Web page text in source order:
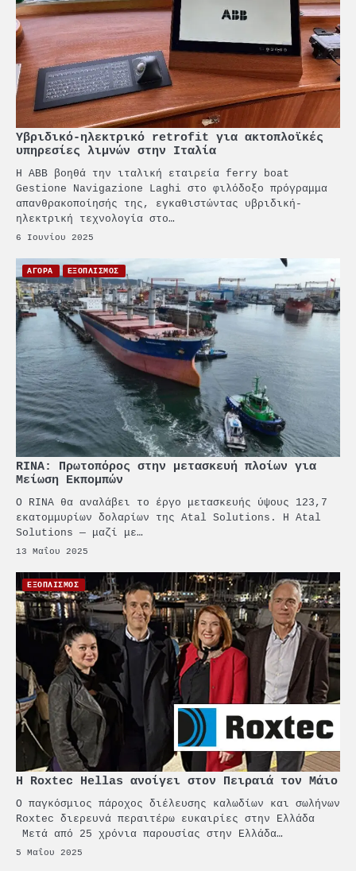
Υβριδικό-ηλεκτρικό retrofit για ακτοπλοϊκές
υπηρεσίες λιμνών στην Ιταλία
Η ABB βοηθά την ιταλική εταιρεία ferry boat
Gestione Navigazione Laghi στο φιλόδοξο πρόγραμμα
απανθρακοποίησής της, εγκαθιστώντας υβριδική-
ηλεκτρική τεχνολογία στο…
6 Ιουνίου 2025
ΑΓΟΡΑ ΕΞΟΠΛΙΣΜΟΣ
RINA: Πρωτοπόρος στην μετασκευή πλοίων για
Μείωση Εκπομπών
O RINA θα αναλάβει το έργο μετασκευής ύψους 123,7
εκατομμυρίων δολαρίων της Atal Solutions. Η Atal
Solutions — μαζί με…
13 Μαΐου 2025
ΕΞΟΠΛΙΣΜΟΣ
Η Roxtec Hellas ανοίγει στον Πειραιά τον Μάιο
Ο παγκόσμιος πάροχος διέλευσης καλωδίων και σωλήνων
Roxtec διερευνά περαιτέρω ευκαιρίες στην Ελλάδα
Μετά από 25 χρόνια παρουσίας στην Ελλάδα…
5 Μαΐου 2025
2
PCT: Διπλή διάκριση για την
υπεύθυνη ανάπτυξη και τη
βιώσιμη επιχειρηματικότητα
3
Γ. Ξηραδάκης: Η ευρωπαϊκή
στρατηγική αυτονομία περνά
μέσα από τη ναυτιλία